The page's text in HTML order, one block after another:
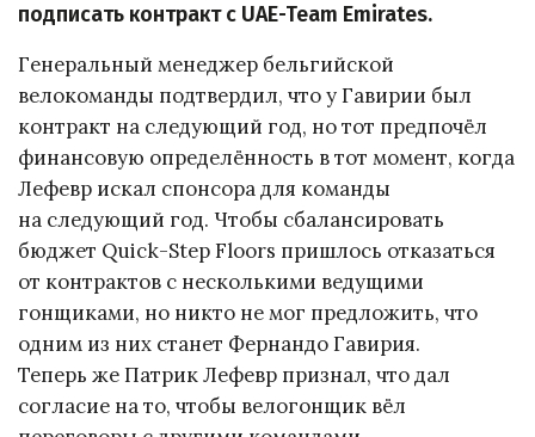
подписать контракт с UAE-Team Emirates.
Генеральный менеджер бельгийской
велокоманды подтвердил, что у Гавирии был
контракт на следующий год, но тот предпочёл
финансовую определённость в тот момент, когда
Лефевр искал спонсора для команды
на следующий год. Чтобы сбалансировать
бюджет Quick-Step Floors пришлось отказаться
от контрактов с несколькими ведущими
гонщиками, но никто не мог предложить, что
одним из них станет Фернандо Гавирия.
Теперь же Патрик Лефевр признал, что дал
согласие на то, чтобы велогонщик вёл